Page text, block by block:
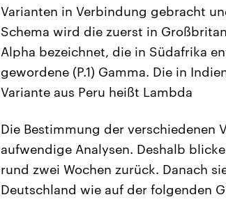
Varianten in Verbindung gebracht
Schema wird die zuerst in
Alpha bezeichnet, die in Südafrika
gewordene (P.1) Gamma. Die in
Variante aus Peru heißt Lambda
Die Bestimmung der verschiedenen
aufwendige Analysen. Deshalb
rund zwei Wochen zurück. Danach
Deutschland wie auf der folgenden